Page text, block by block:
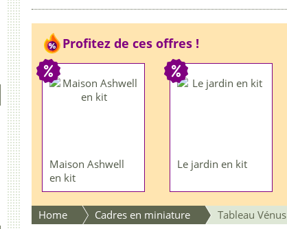
Profitez de ces offres !
Maison Ashwell
en kit
Le jardin en kit
Home Cadres en miniature Tableau Vénus